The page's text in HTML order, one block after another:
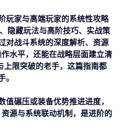
玩家与高端玩家的系统性攻略
隐藏玩法与高阶技巧、实战策
对战斗系统的深度解析、资源
水平，还能在战略层面建立清
上限突破的老手，这篇指南都
碾压或装备优势推进进度，
源与系统联动机制，是进阶的